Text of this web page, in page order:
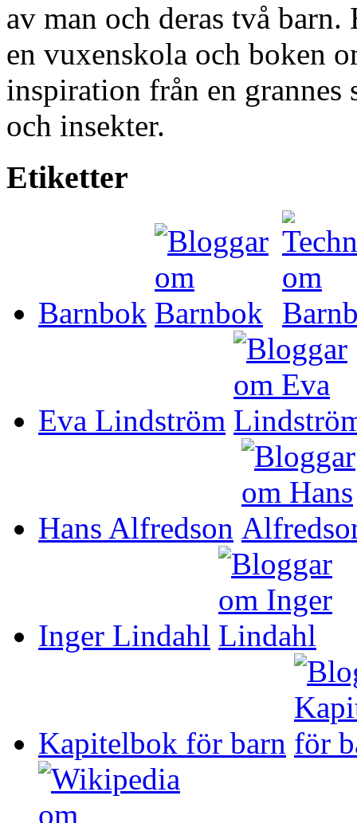
av man och deras två
en vuxenskola och boken
inspiration från en grannes
och insekter.
Etiketter
Barnbok
Eva Lindström
Hans Alfredson
Inger Lindahl
Kapitelbok för barn